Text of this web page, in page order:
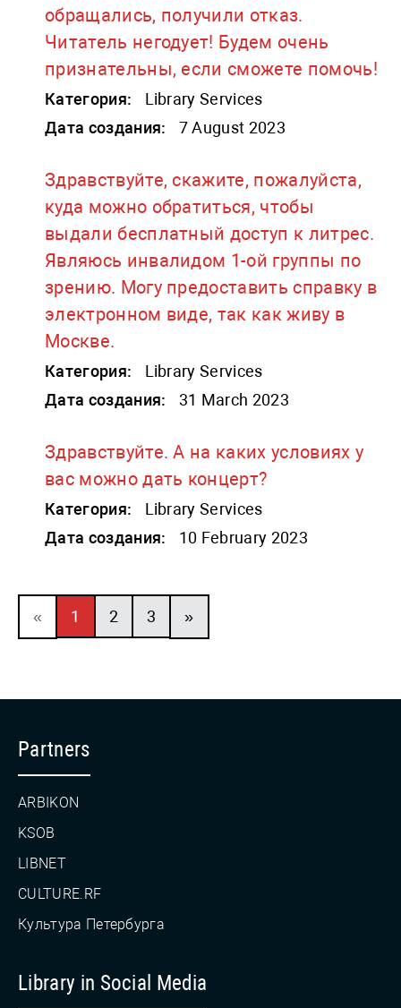
обращались, получили отказ.
Читатель негодует! Будем очень
признательны, если сможете помочь!
Категория:
Library Services
Дата создания:
7 August 2023
Здравствуйте, скажите, пожалуйста,
куда можно обратиться, чтобы
выдали бесплатный доступ к литрес.
Являюсь инвалидом 1-ой группы по
зрению. Могу предоставить справку в
электронном виде, так как живу в
Москве.
Категория:
Library Services
Дата создания:
31 March 2023
Здравствуйте. А на каких условиях у
вас можно дать концерт?
Категория:
Library Services
Дата создания:
10 February 2023
« 1 2 3 »
Partners
ARBIKON
KSOB
LIBNET
CULTURE.RF
Культура Петербурга
Library in Social Media